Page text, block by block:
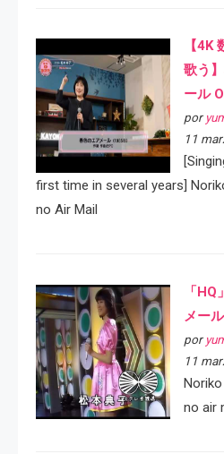
【4K
歌う
ール
por
11
first time in several years]
no Air Mail
「
メー
por
11
no air